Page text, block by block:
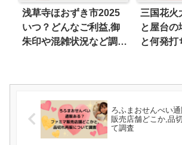
浅草寺ほおずき市2025
いつ？どんなご利益,御
朱印や混雑状況など調査
三国花火
と屋台の
と何発打
ろふまおせんべい
販売店舗どこか,品
て調査